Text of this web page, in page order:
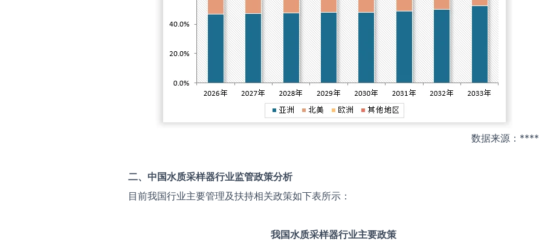
数据来源：****
二、中国水质采样器行业监管政策分析
目前我国行业主要管理及扶持相关政策如下表所示：
我国水质采样器行业主要政策